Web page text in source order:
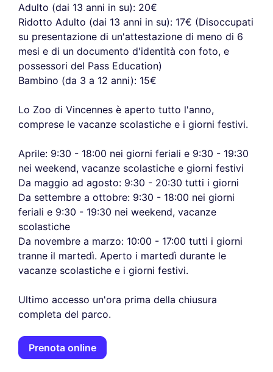
Adulto (dai 13 anni in su): 20€
Ridotto Adulto (dai 13 anni in su): 17€ (Disoccupati
su presentazione di un'attestazione di meno di 6
mesi e di un documento d'identità con foto, e
possessori del Pass Education)
Bambino (da 3 a 12 anni): 15€
Lo Zoo di Vincennes è aperto tutto l'anno,
comprese le vacanze scolastiche e i giorni festivi.
Aprile: 9:30 - 18:00 nei giorni feriali e 9:30 - 19:30
nei weekend, vacanze scolastiche e giorni festivi
Da maggio ad agosto: 9:30 - 20:30 tutti i giorni
Da settembre a ottobre: 9:30 - 18:00 nei giorni
feriali e 9:30 - 19:30 nei weekend, vacanze
scolastiche
Da novembre a marzo: 10:00 - 17:00 tutti i giorni
tranne il martedì. Aperto i martedì durante le
vacanze scolastiche e i giorni festivi.
Ultimo accesso un'ora prima della chiusura
completa del parco.
Prenota online